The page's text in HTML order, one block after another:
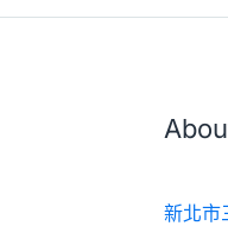
新北市